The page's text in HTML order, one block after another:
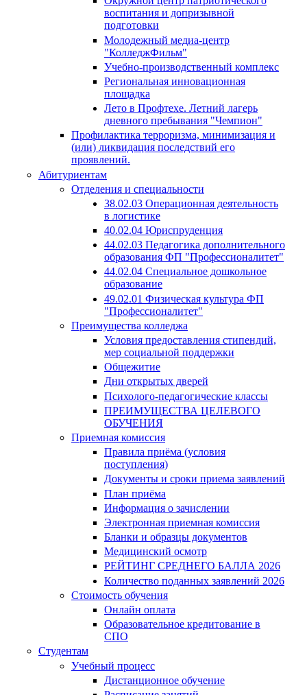
воспитания и допризывной
подготовки
Молодежный медиа-центр
"КолледжФильм"
Учебно-производственный комплекс
Региональная инновационная
площадка
Лето в Профтехе. Летний лагерь
дневного пребывания "Чемпион"
Профилактика терроризма, минимизация и
(или) ликвидация последствий его
проявлений.
Абитуриентам
Отделения и специальности
38.02.03 Операционная деятельность
в логистике
40.02.04 Юриспруденция
44.02.03 Педагогика дополнительного
образования ФП "Профессионалитет"
44.02.04 Специальное дошкольное
образование
49.02.01 Физическая культура ФП
"Профессионалитет"
Преимущества колледжа
Условия предоставления стипендий,
мер социальной поддержки
Общежитие
Дни открытых дверей
Психолого-педагогические классы
ПРЕИМУЩЕСТВА ЦЕЛЕВОГО
ОБУЧЕНИЯ
Приемная комиссия
Правила приёма (условия
поступления)
Документы и сроки приема заявлений
План приёма
Информация о зачислении
Электронная приемная комиссия
Бланки и образцы документов
Медицинский осмотр
РЕЙТИНГ СРЕДНЕГО БАЛЛА 2026
Количество поданных заявлений 2026
Стоимость обучения
Онлайн оплата
Образовательное кредитование в
СПО
Студентам
Учебный процесс
Дистанционное обучение